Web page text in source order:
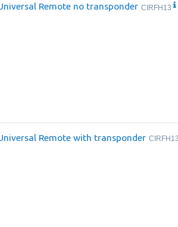
Remote no transponder CIRFH13
Remote with transponder